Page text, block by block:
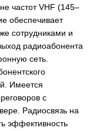
частот VHF (145–
обеспечивает
сотрудниками и
радиоабонента
сеть.
Имеется
с
Радиосвязь на
эффективность